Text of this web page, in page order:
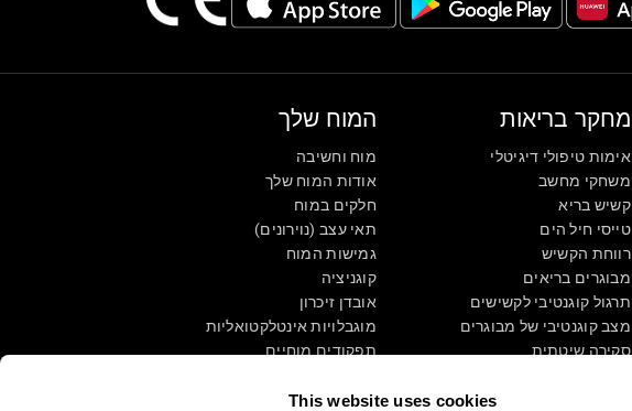
This website uses cookies
המוח שלך
מוח וחשיבה
אודות המוח שלך
חלקים במוח
תאי עצב (נוירונים)
גמישות המוח
קוגניציה
אובדן זיכרון
מוגבלויות אינטלקטואליות
תפקודים מוחיים
תפיסה
מחקר בריאות
אימות טיפולי דיגיטלי
משחקי מחשב
קשיש בריא
טייסי חיל הים
רווחת הקשיש
מבוגרים בריאים
תרגול קוגנטיבי לקשישים
מצב קוגנטיבי של מבוגרים
סקירה שיטתית